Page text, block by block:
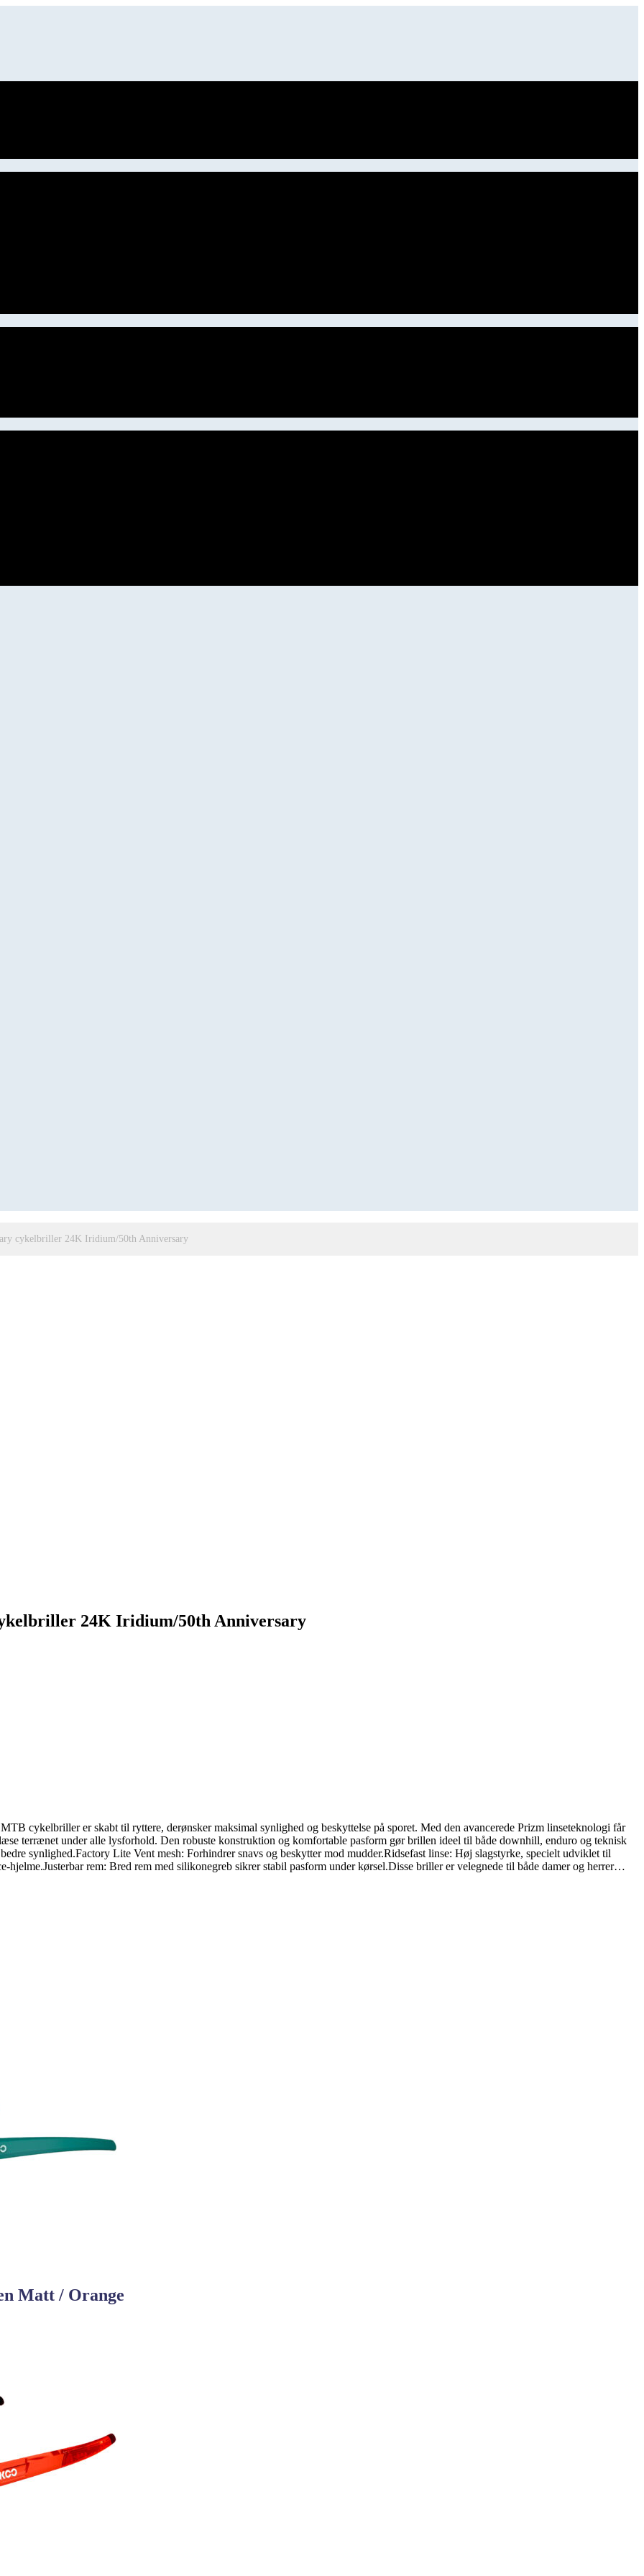
cykelbriller 24K Iridium/50th Anniversary
24K Iridium/50th Anniversary
cykelbriller er skabt til ryttere, derønsker maksimal synlighed og beskyttelse på sporet. Med den avancerede Prizm linseteknologi får
terrænet under alle lysforhold. Den robuste konstruktion og komfortable pasform gør brillen ideel til både downhill, enduro og teknisk
synlighed.Factory Lite Vent mesh: Forhindrer snavs og beskytter mod mudder.Ridsefast linse: Høj slagstyrke, specielt udviklet til
rem: Bred rem med silikonegreb sikrer stabil pasform under kørsel.Disse briller er velegnede til både damer og herrer…
Matt / Orange